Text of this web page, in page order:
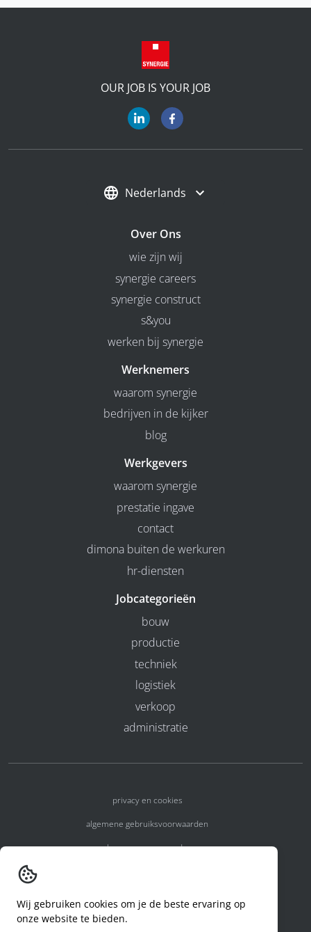
OUR JOB IS YOUR JOB
Nederlands
Over Ons
wie zijn wij
synergie careers
synergie construct
s&you
werken bij synergie
Werknemers
waarom synergie
bedrijven in de kijker
blog
Werkgevers
waarom synergie
prestatie ingave
contact
dimona buiten de werkuren
hr-diensten
Jobcategorieën
bouw
productie
techniek
logistiek
verkoop
administratie
privacy en cookies
algemene gebruiksvoorwaarden
algemene voorwaarden
code of conduct
Wij gebruiken cookies om je de beste ervaring op
onze website te bieden.